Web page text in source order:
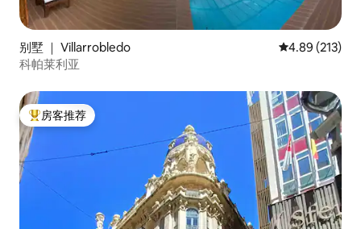
别墅 ｜ Villarrobledo 平均评分 4.89
4.89 (213)
科帕莱利亚
热门「房客推荐」
房客推荐